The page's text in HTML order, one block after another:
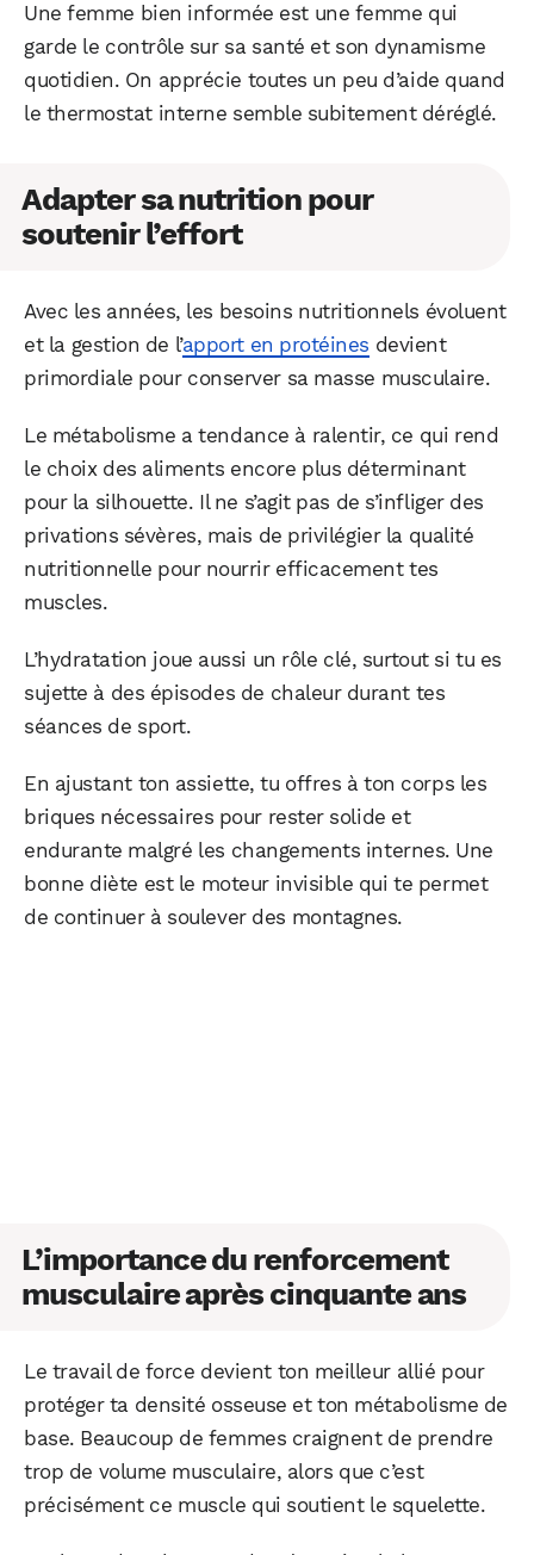
Une femme bien informée est une femme qui
garde le contrôle sur sa santé et son dynamisme
quotidien. On apprécie toutes un peu d’aide quand
le thermostat interne semble subitement déréglé.
Adapter sa nutrition pour
soutenir l’effort
Avec les années, les besoins nutritionnels évoluent
et la gestion de l’apport en protéines devient
primordiale pour conserver sa masse musculaire.
Le métabolisme a tendance à ralentir, ce qui rend
le choix des aliments encore plus déterminant
pour la silhouette. Il ne s’agit pas de s’infliger des
privations sévères, mais de privilégier la qualité
nutritionnelle pour nourrir efficacement tes
muscles.
L’hydratation joue aussi un rôle clé, surtout si tu es
sujette à des épisodes de chaleur durant tes
séances de sport.
En ajustant ton assiette, tu offres à ton corps les
briques nécessaires pour rester solide et
endurante malgré les changements internes. Une
bonne diète est le moteur invisible qui te permet
de continuer à soulever des montagnes.
L’importance du renforcement
musculaire après cinquante ans
Le travail de force devient ton meilleur allié pour
protéger ta densité osseuse et ton métabolisme de
base. Beaucoup de femmes craignent de prendre
trop de volume musculaire, alors que c’est
précisément ce muscle qui soutient le squelette.
WhatsApp Telegram Email